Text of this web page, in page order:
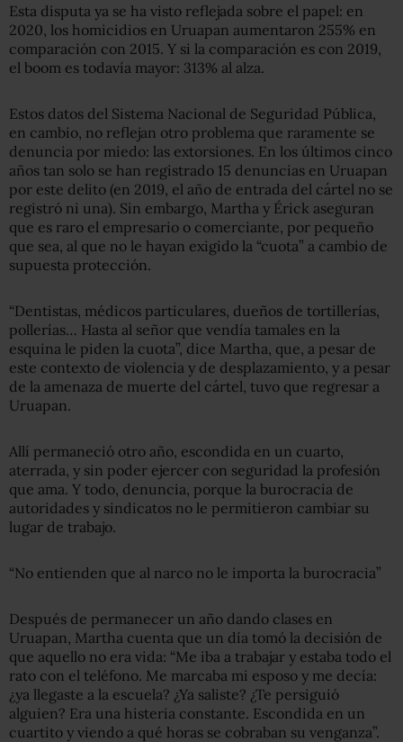
Esta disputa ya se ha visto reflejada sobre el papel: en
2020, los homicidios en Uruapan aumentaron 255% en
comparación con 2015. Y si la comparación es con 2019,
el boom es todavía mayor: 313% al alza.
Estos datos del Sistema Nacional de Seguridad Pública,
en cambio, no reflejan otro problema que raramente se
denuncia por miedo: las extorsiones. En los últimos cinco
años tan solo se han registrado 15 denuncias en Uruapan
por este delito (en 2019, el año de entrada del cártel no se
registró ni una). Sin embargo, Martha y Érick aseguran
que es raro el empresario o comerciante, por pequeño
que sea, al que no le hayan exigido la “cuota” a cambio de
supuesta protección.
“Dentistas, médicos particulares, dueños de tortillerías,
pollerías… Hasta al señor que vendía tamales en la
esquina le piden la cuota”, dice Martha, que, a pesar de
este contexto de violencia y de desplazamiento, y a pesar
de la amenaza de muerte del cártel, tuvo que regresar a
Uruapan.
Allí permaneció otro año, escondida en un cuarto,
aterrada, y sin poder ejercer con seguridad la profesión
que ama. Y todo, denuncia, porque la burocracia de
autoridades y sindicatos no le permitieron cambiar su
lugar de trabajo.
“No entienden que al narco no le importa la burocracia”
Después de permanecer un año dando clases en
Uruapan, Martha cuenta que un día tomó la decisión de
que aquello no era vida: “Me iba a trabajar y estaba todo el
rato con el teléfono. Me marcaba mi esposo y me decía:
¿ya llegaste a la escuela? ¿Ya saliste? ¿Te persiguió
alguien? Era una histeria constante. Escondida en un
cuartito y viendo a qué horas se cobraban su venganza”.